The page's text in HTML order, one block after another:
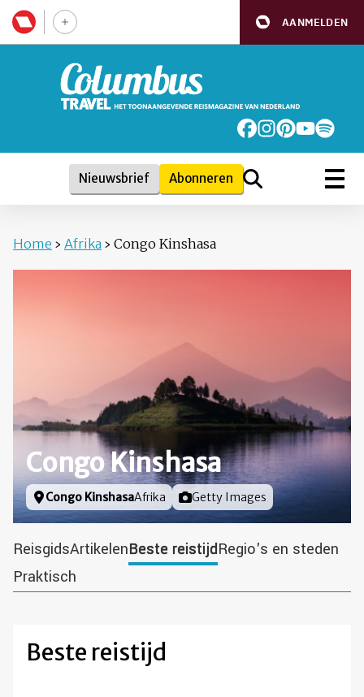
AANMELDEN
Nieuwsbrief Abonneren
Home › Afrika › Congo Kinshasa
Congo Kinshasa
Locatie
Congo KinshasaAfrika Foto door
Getty Images
ReisgidsArtikelenBeste reistijdRegio's en steden
Praktisch
Beste reistijd